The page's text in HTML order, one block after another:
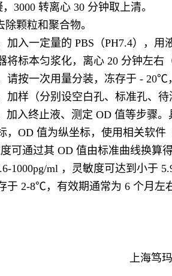
3000 转离心 30 分钟取上清。
颗粒和聚合物。
加入一定量的 PBS（PH7.4），
标本匀浆化，离心 20 分钟左右
请按一次用量分装，冻存于 -
加样（分别设空白孔、标准孔、
加入终止液、测定 OD 值等步骤
，OD 值为纵坐标，使用相关软
可通过其 OD 值由标准曲线换
1000pg/ml ，灵敏度可达到小于
于 2-8℃，有效期通常为 6 个月左
上海笃